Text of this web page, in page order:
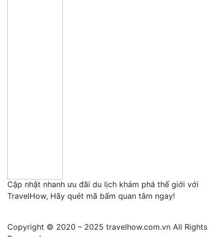
Cập nhật nhanh ưu đãi du lịch khám phá thế giới với
TravelHow, Hãy quét mã bấm quan tâm ngay!
Copyright © 2020 – 2025 travelhow.com.vn All Rights